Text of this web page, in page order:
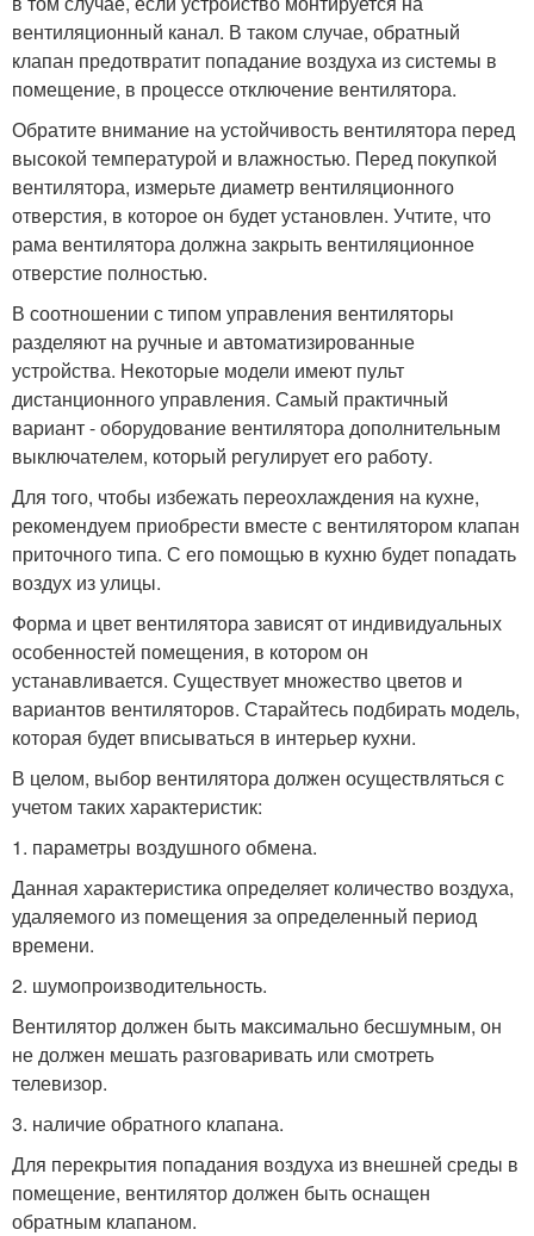
вентиляционный канал. В таком случае, обратный
клапан предотвратит попадание воздуха из системы в
помещение, в процессе отключение вентилятора.
Обратите внимание на устойчивость вентилятора перед
высокой температурой и влажностью. Перед покупкой
вентилятора, измерьте диаметр вентиляционного
отверстия, в которое он будет установлен. Учтите, что
рама вентилятора должна закрыть вентиляционное
отверстие полностью.
В соотношении с типом управления вентиляторы
разделяют на ручные и автоматизированные
устройства. Некоторые модели имеют пульт
дистанционного управления. Самый практичный
вариант - оборудование вентилятора дополнительным
выключателем, который регулирует его работу.
Для того, чтобы избежать переохлаждения на кухне,
рекомендуем приобрести вместе с вентилятором клапан
приточного типа. С его помощью в кухню будет попадать
воздух из улицы.
Форма и цвет вентилятора зависят от индивидуальных
особенностей помещения, в котором он
устанавливается. Существует множество цветов и
вариантов вентиляторов. Старайтесь подбирать модель,
которая будет вписываться в интерьер кухни.
В целом, выбор вентилятора должен осуществляться с
учетом таких характеристик:
1. параметры воздушного обмена.
Данная характеристика определяет количество воздуха,
удаляемого из помещения за определенный период
времени.
2. шумопроизводительность.
Вентилятор должен быть максимально бесшумным, он
не должен мешать разговаривать или смотреть
телевизор.
3. наличие обратного клапана.
Для перекрытия попадания воздуха из внешней среды в
помещение, вентилятор должен быть оснащен
обратным клапаном.